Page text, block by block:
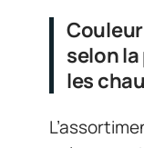
selon
les